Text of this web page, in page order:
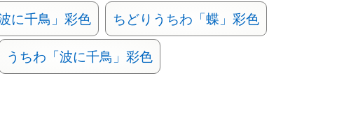
に千鳥」彩色 ちどりうちわ「蝶」彩色
うちわ「波に千鳥」彩色